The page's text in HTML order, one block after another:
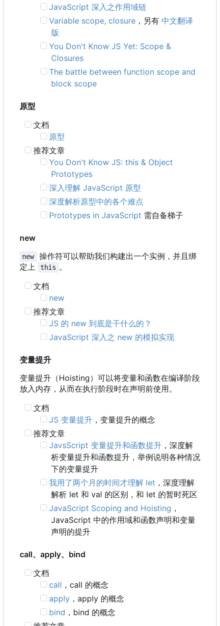
JavaScript 深入之作用域链
Variable scope, closure ，另有 中文翻译
版
You Don't Know JS Yet: Scope &
Closures
The battle between function scope and
block scope
原型
文档
原型
推荐文章
You Don't Know JS: this & Object
Prototypes
深入理解 JavaScript 原型
深度解析原型中的各个难点
Prototypes in JavaScript 需自备梯子
new
new
操作符可以帮助我们构建出一个实例，并且绑
定上
this 。
文档
new
推荐文章
JS 的 new 到底是干什么的？
JavaScript 深入之 new 的模拟实现
变量提升
变量提升 （Hoisting） 可以将变量和函数在编译阶段
放入内存 ， 从而在执行阶段时在声明前使用。
文档
JS 变量提升 ，变量提升的概念
推荐文章
JavsScript 变量提升和函数提升 ，深度解
析变量提升和函数提升，举例说明各种情况
下的变量提升
我用了两个月的时间才理解 let ，深度理解
解析 let 和 val 的区别，和 let 的暂时死区
JavaScript Scoping and Hoisting ，
JavaScript 中的作用域和函数声明和变量
声明的提升
call、apply、bind
文档
call ，call 的概念
apply ，apply 的概念
bind ， bind 的概念